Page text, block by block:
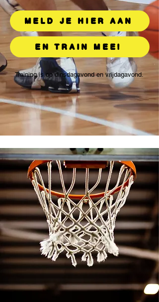
MELD JE HIER AAN
EN TRAIN MEE!
Training is op dinsdagavond en vrijdagavond.